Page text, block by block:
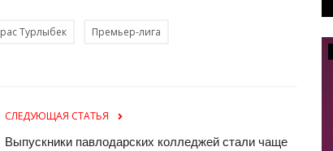
Турлыбек Премьер-лига
СЛЕДУЮЩАЯ СТАТЬЯ
Выпускники павлодарских колледжей стали чаще